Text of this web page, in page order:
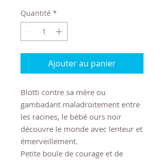
Quantité *
Ajouter au panier
Blotti contre sa mère ou
gambadant maladroitement entre
les racines, le bébé ours noir
découvre le monde avec lenteur et
émerveillement.
Petite boule de courage et de